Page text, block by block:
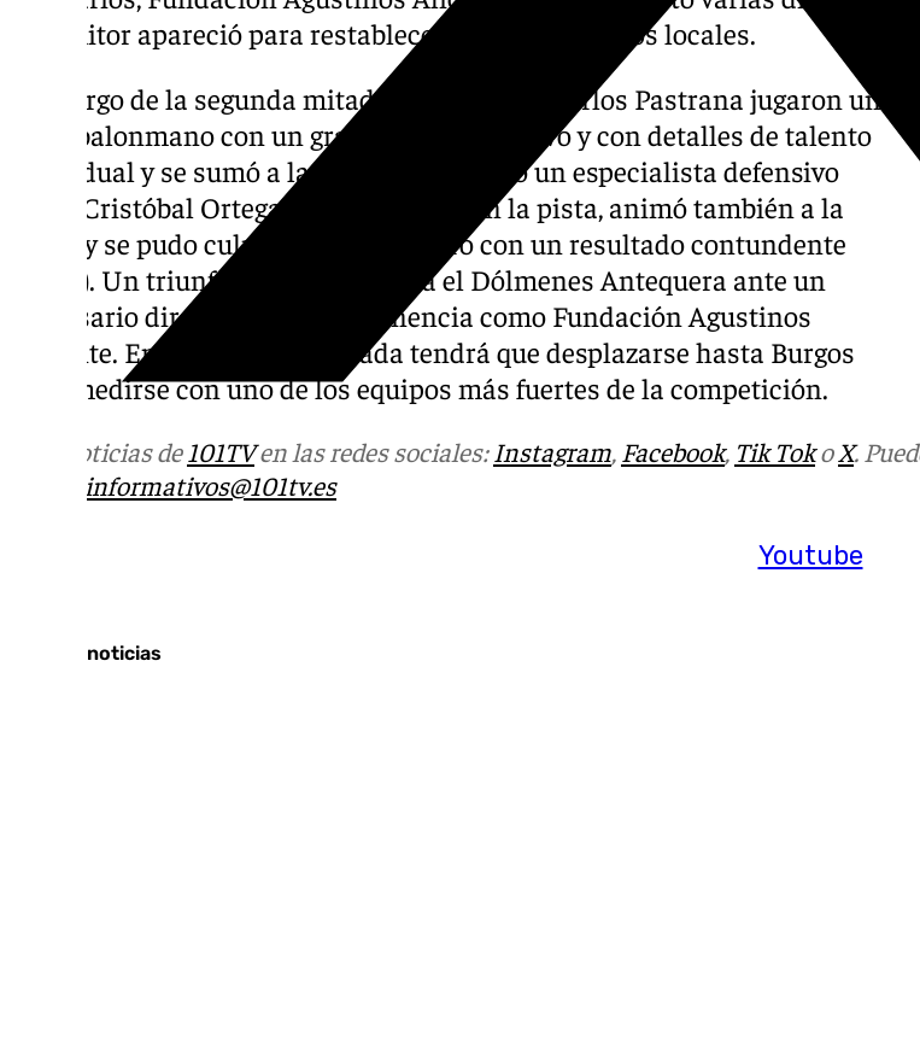
Youtube
pero Aitor apareció para restablecer el dominio de los locales.
A lo largo de la segunda mitad, los chicos de Carlos Pastrana jugaron un
buen balonmano con un gran trabajo colectivo y con detalles de talento
individual y se sumó a la fiesta del gol todo un especialista defensivo
como Cristóbal Ortega. El buen hacer, en la pista, animó también a la
grada y se pudo culminar el encuentro con un resultado contundente
(32-23). Un triunfo valiosísimo para el Dólmenes Antequera ante un
adversario directo por la permanencia como Fundación Agustinos
Alicante. En la siguiente jornada tendrá que desplazarse hasta Burgos
para medirse con uno de los equipos más fuertes de la competición.
Más noticias de 101TVen las redes sociales: Instagram, Facebook, Tik TokoX.
informativos@101tv.es
Últimas noticias